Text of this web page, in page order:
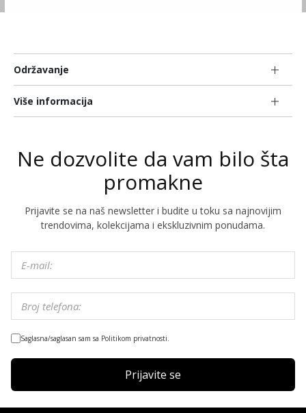
Održavanje
Više informacija
Ne dozvolite da vam bilo šta
promakne
Prijavite se na naš newsletter i budite u toku sa najnovijim
trendovima, kolekcijama i ekskluzivnim ponudama.
Saglasna/saglasan sam sa Politikom privatnosti.
Prijavite se